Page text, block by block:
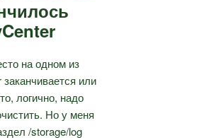
на одном из
или
логично, надо
Но у меня
/storage/log